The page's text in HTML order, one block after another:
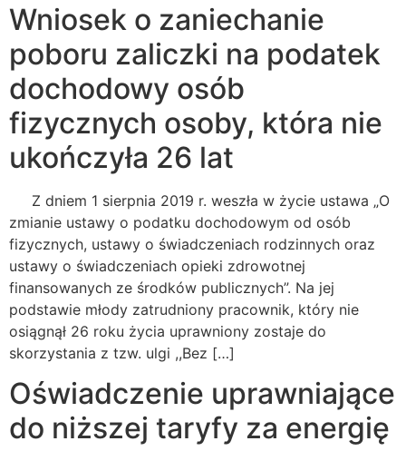
Wniosek o zaniechanie
poboru zaliczki na podatek
dochodowy osób
fizycznych osoby, która nie
ukończyła 26 lat
Z dniem 1 sierpnia 2019 r. weszła w życie ustawa „O
zmianie ustawy o podatku dochodowym od osób
fizycznych, ustawy o świadczeniach rodzinnych oraz
ustawy o świadczeniach opieki zdrowotnej
finansowanych ze środków publicznych”. Na jej
podstawie młody zatrudniony pracownik, który nie
osiągnął 26 roku życia uprawniony zostaje do
skorzystania z tzw. ulgi ,,Bez […]
Oświadczenie uprawniające
do niższej taryfy za energię